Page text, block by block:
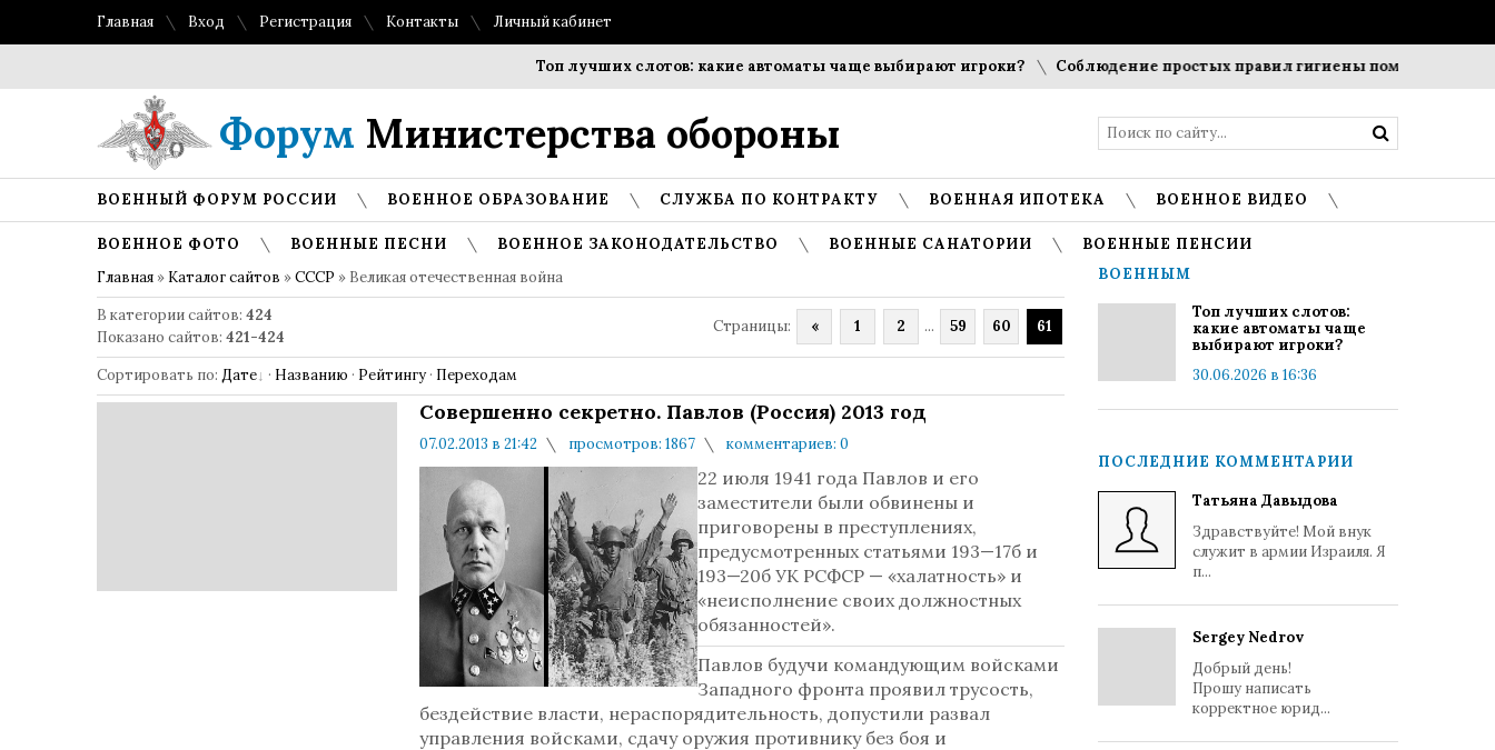
Главная Вход Регистрация Контакты Личный кабинет
Топ лучших слотов: какие автоматы чаще выбирают игроки? Соблюдение простых правил гигиены помогает
Форум Министерства обороны
ВОЕННЫЙ ФОРУМ РОССИИ ВОЕННОЕ ОБРАЗОВАНИЕ СЛУЖБА ПО КОНТРАКТУ ВОЕННАЯ ИПОТЕКА ВОЕННОЕ ВИДЕО
ВОЕННОЕ ФОТО ВОЕННЫЕ ПЕСНИ ВОЕННОЕ ЗАКОНОДАТЕЛЬСТВО ВОЕННЫЕ САНАТОРИИ
ВОЕННЫЕ ПЕНСИИ
Главная » Каталог сайтов »СССР » Великая отечественная война
В категории сайтов: 424
Показано сайтов: 421-424
Страницы: « 1 2 ... 59 60 61
Сортировать по: Дате · Названию · Рейтингу· Переходам
Совершенно секретно. Павлов (Россия) 2013 год
07.02.2013 в 21:42 просмотров: 1867 комментариев: 0
22 июля 1941 года Павлов и его
заместители были обвинены и
приговорены в преступлениях,
предусмотренных статьями 193—17б и
193—20б УК РСФСР — «халатность» и
«неисполнение своих должностных
обязанностей».
Павлов будучи командующим войсками
Западного фронта проявил трусость,
бездействие власти, нераспорядительность, допустили развал
управления войсками, сдачу оружия противнику без боя и
ВОЕННЫМ
Топ лучших слотов:
какие автоматы чаще
выбирают игроки?
30.06.2026 в 16:36
ПОСЛЕДНИЕ КОММЕНТАРИИ
Татьяна Давыдова
Здравствуйте! Мой внук
служит в армии Израиля. Я
п...
Sergey Nedrov
Добрый день!
Прошу написать
корректное юрид...